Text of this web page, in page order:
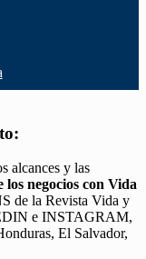
alcances y las
los negocios con Vida
de la Revista Vida y
e INSTAGRAM,
El Salvador,